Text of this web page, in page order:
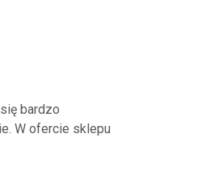
bardzo
W ofercie sklepu